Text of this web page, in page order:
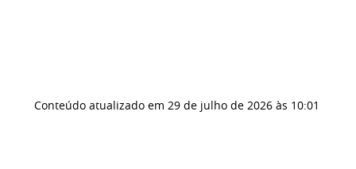
Conteúdo atualizado em 29 de julho de 2026 às 10:01